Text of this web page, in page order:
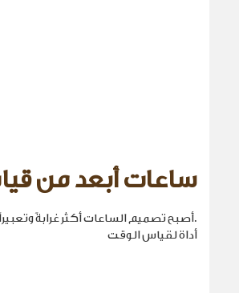
ساعات أبعد من
.أصبح تصميم الساعات أكثر غرابةً
أداة لقياس الوقت